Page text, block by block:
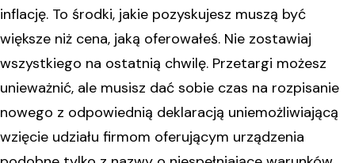
inflację. To środki, jakie pozyskujesz muszą być
większe niż cena, jaką oferowałeś. Nie zostawiaj
wszystkiego na ostatnią chwilę. Przetargi możesz
unieważnić, ale musisz dać sobie czas na rozpisanie
nowego z odpowiednią deklaracją uniemożliwiającą
wzięcie udziału firmom oferującym urządzenia